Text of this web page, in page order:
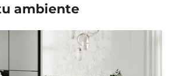
ambiente